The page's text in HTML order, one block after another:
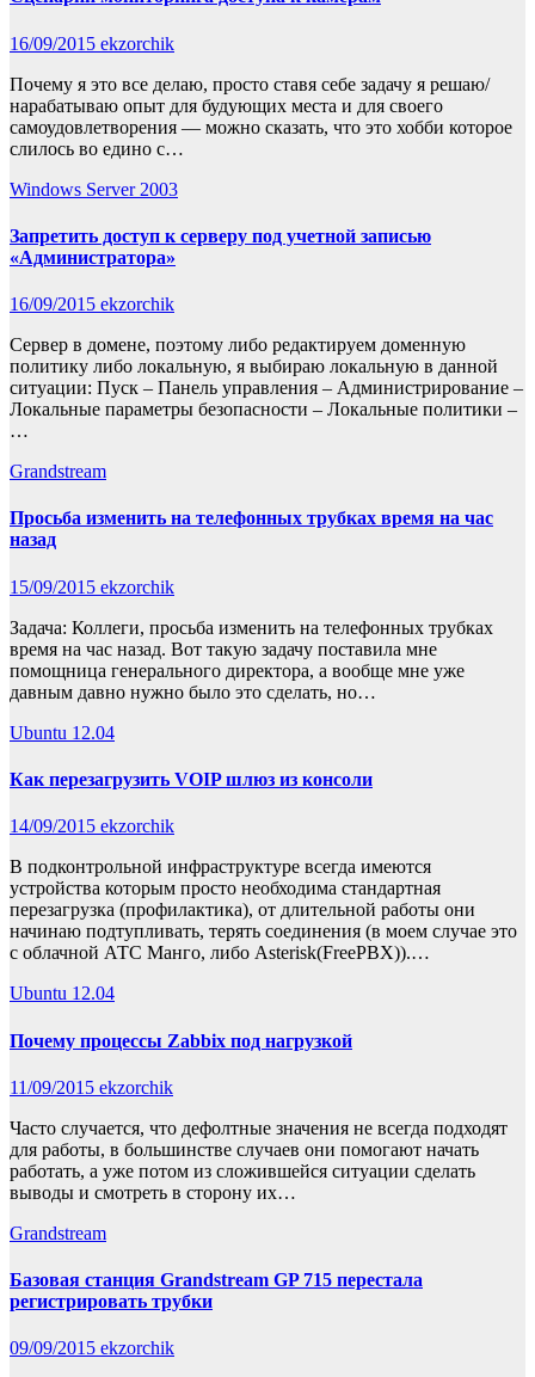
16/09/2015 ekzorchik
Почему я это все делаю, просто ставя себе задачу я решаю/
нарабатываю опыт для будующих места и для своего
самоудовлетворения — можно сказать, что это хобби которое
слилось во едино с…
Windows Server 2003
Запретить доступ к серверу под учетной записью
«Администратора»
16/09/2015 ekzorchik
Сервер в домене, поэтому либо редактируем доменную
политику либо локальную, я выбираю локальную в данной
ситуации: Пуск – Панель управления – Администрирование –
Локальные параметры безопасности – Локальные политики –
…
Grandstream
Просьба изменить на телефонных трубках время на час
назад
15/09/2015 ekzorchik
Задача: Коллеги, просьба изменить на телефонных трубках
время на час назад. Вот такую задачу поставила мне
помощница генерального директора, а вообще мне уже
давным давно нужно было это сделать, но…
Ubuntu 12.04
Как перезагрузить VOIP шлюз из консоли
14/09/2015 ekzorchik
В подконтрольной инфраструктуре всегда имеются
устройства которым просто необходима стандартная
перезагрузка (профилактика), от длительной работы они
начинаю подтупливать, терять соединения (в моем случае это
с облачной АТС Манго, либо Asterisk(FreePBX)).…
Ubuntu 12.04
Почему процессы Zabbix под нагрузкой
11/09/2015 ekzorchik
Часто случается, что дефолтные значения не всегда подходят
для работы, в большинстве случаев они помогают начать
работать, а уже потом из сложившейся ситуации сделать
выводы и смотреть в сторону их…
Grandstream
Базовая станция Grandstream GP 715 перестала
регистрировать трубки
09/09/2015 ekzorchik